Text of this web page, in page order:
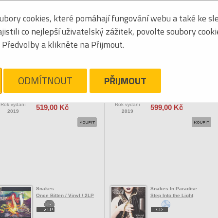
Seřadit podle: jména
výpis
POP ZAHRANIČNÍ
Rok vydání
2019
519,00 Kč
Rok vydání
2019
Rock Rumble & Roll / Vinyl
599,00 Kč
Snakes
Once Bitten / Vinyl / 2LP
Snakes In Paradise
Step Into the Light
cookies, které pomáhají fungování webu a také ke
co nejlepší uživatelský zážitek, povolte soubory
a klikněte na Přijmout.
ODMÍTNOUT PŘIJMOUT